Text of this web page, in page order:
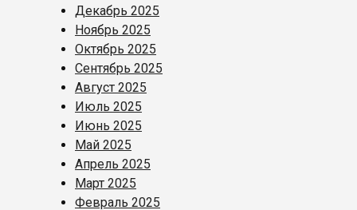
Декабрь 2025
Ноябрь 2025
Октябрь 2025
Сентябрь 2025
Август 2025
Июль 2025
Июнь 2025
Май 2025
Апрель 2025
Март 2025
Февраль 2025